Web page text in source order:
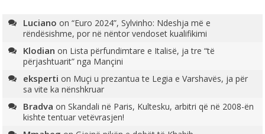
Luciano on“Euro 2024”, Sylvinho: Ndeshja më e
rëndësishme, por në nëntor vendoset kualifikimi
Klodian on Lista përfundimtare e Italisë, ja tre “të
përjashtuarit” nga Mançini
eksperti on Muçi u prezantua te Legia e Varshavës, ja për
sa vite ka nënshkruar
Bradva onSkandali në Paris, Kultesku, arbitri që në 2008-ën
kishte tentuar vetëvrasjen!